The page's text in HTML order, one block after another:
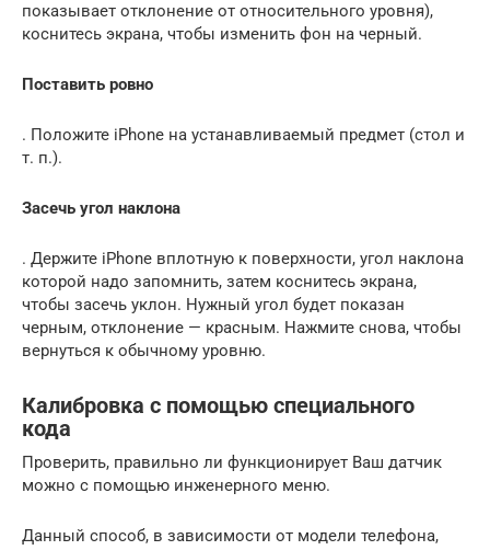
показывает отклонение от относительного уровня),
коснитесь экрана, чтобы изменить фон на черный.
Поставить ровно
. Положите iPhone на устанавливаемый предмет (стол и
т. п.).
Засечь угол наклона
. Держите iPhone вплотную к поверхности, угол наклона
которой надо запомнить, затем коснитесь экрана,
чтобы засечь уклон. Нужный угол будет показан
черным, отклонение — красным. Нажмите снова, чтобы
вернуться к обычному уровню.
Калибровка с помощью специального
кода
Проверить, правильно ли функционирует Ваш датчик
можно с помощью инженерного меню.
Данный способ, в зависимости от модели телефона,